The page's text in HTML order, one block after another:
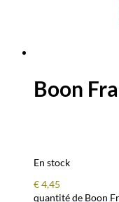
Boon
En stock
€4,45
quantité de Boon